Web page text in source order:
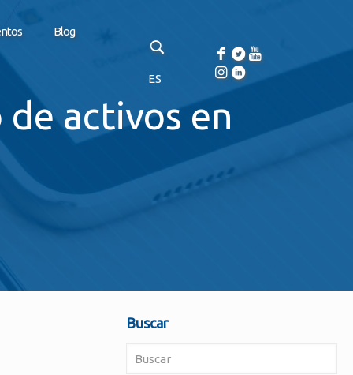
Blog
ES
activos en
Buscar